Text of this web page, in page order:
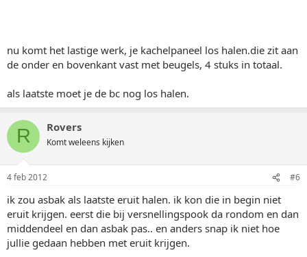
nu komt het lastige werk, je kachelpaneel los halen.die zit aan
de onder en bovenkant vast met beugels, 4 stuks in totaal.
als laatste moet je de bc nog los halen.
R Rovers
Komt weleens kijken
4 feb 2012 #6
ik zou asbak als laatste eruit halen. ik kon die in begin niet
eruit krijgen. eerst die bij versnellingspook da rondom en dan
middendeel en dan asbak pas.. en anders snap ik niet hoe
jullie gedaan hebben met eruit krijgen.